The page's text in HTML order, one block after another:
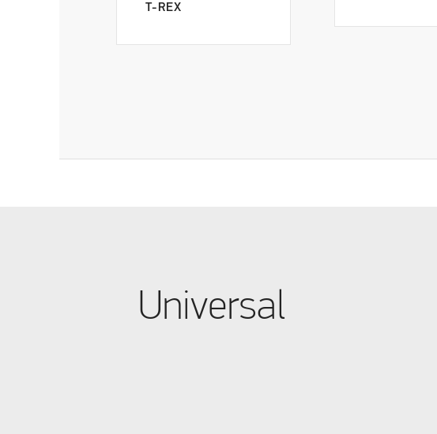
T-REX
Universal